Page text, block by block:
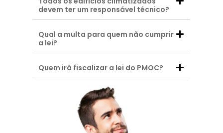
devem ter um responsável técnico?
Qual a multa para quem não cumprir
a lei?
Quem irá fiscalizar a lei do PMOC?